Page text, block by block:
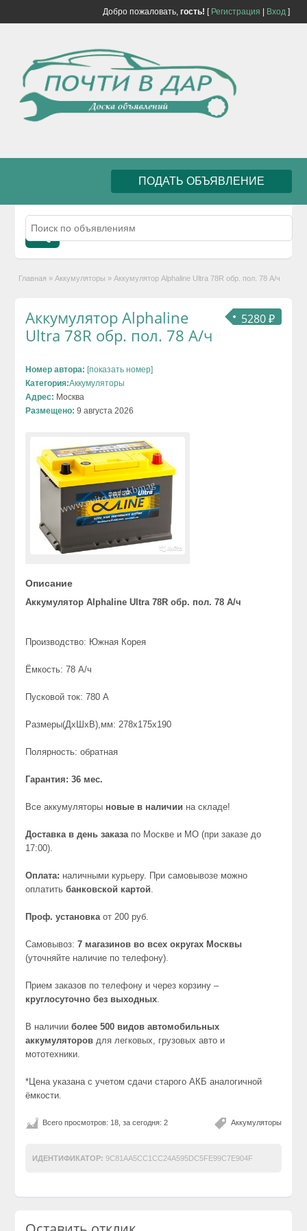
Добро пожаловать, гость! [ Регистрация Вход]
ПОДАТЬ ОБЪЯВЛЕНИЕ
Главная » Аккумуляторы » Аккумулятор Alphaline Ultra 78R обр. пол. 78 А/ч
5280 ₽
Аккумулятор Alphaline
Ultra 78R обр. пол. 78 А/ч
Номер автора: [показать номер]
Категория:Аккумуляторы
Адрес: Москва
Размещено: 9 августа 2026
Описание
Аккумулятор Alphaline Ultra 78R обр. пол. 78 А/ч
Производство: Южная Корея
Ёмкость: 78 А/ч
Пусковой ток: 780 A
Размеры(ДхШхВ),мм: 278x175x190
Полярность: обратная
Гарантия: 36 мес.
Все аккумуляторы новые в наличии на складе!
Доставка в день заказапо Москве и МО (при заказе до
17:00).
Оплата: наличными курьеру. При самовывозе можно
оплатитьбанковской картой.
Проф. установкаот 200 руб.
Самовывоз:7 магазинов во всех округах Москвы
(уточняйте наличие по телефону).
Прием заказов по телефону и через корзину –
круглосуточно без выходных.
В наличииболее 500 видов автомобильных
аккумуляторов для легковых, грузовых авто и
мототехники.
*Цена указана с учетом сдачи старого АКБ аналогичной
ёмкости.
Аккумуляторы
Всего просмотров: 18, за сегодня: 2
ИДЕНТИФИКАТОР: 9C81AA5CC1CC24A595DC5FE99C7E904F